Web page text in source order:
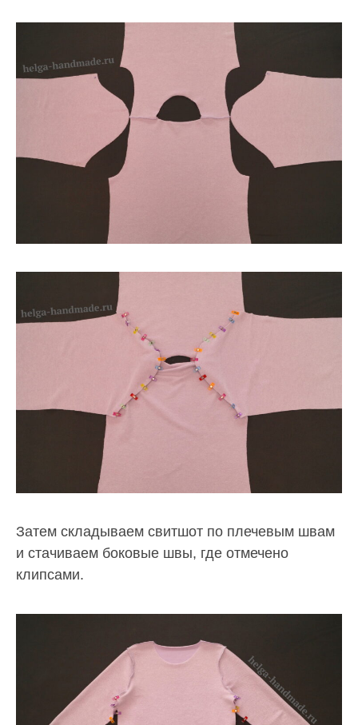
Затем складываем свитшот по плечевым швам
и стачиваем боковые швы, где отмечено
клипсами.